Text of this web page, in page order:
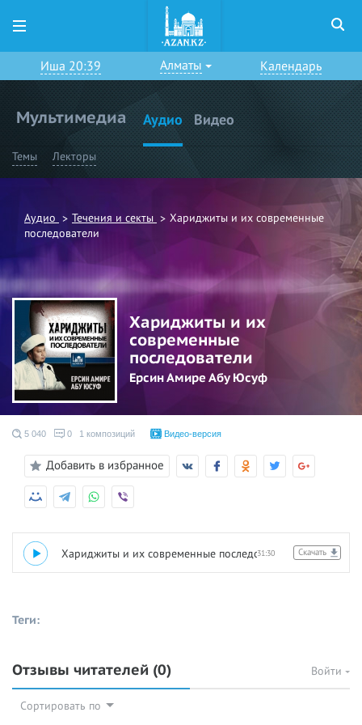
Иша 20:39 Алматы Календарь
Мультимедиа Аудио Видео
Темы Лекторы
Аудио Течения и секты
Хариджиты и их современные
последователи
Хариджиты и их
современные
последователи
Ерсин Амире Абу Юсуф
5 040 0 1 композиций Видео-версия
Добавить в избранное
Скачать
31:30
1 Хариджиты и их современные последователи
Теги:
Отзывы читателей (0) Войти
Сортировать по